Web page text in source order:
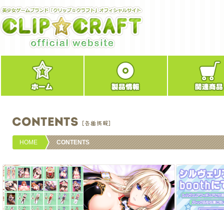
HOME CONTENTS